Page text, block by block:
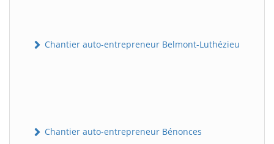
Chantier auto-entrepreneur Belmont-Luthézieu
Chantier auto-entrepreneur Bénonces